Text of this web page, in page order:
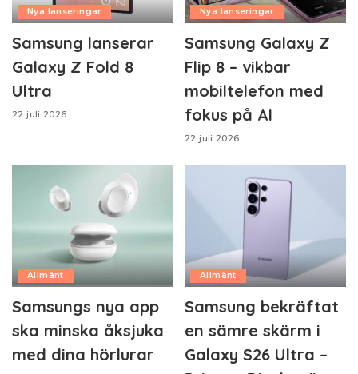
Nya lanseringar
Samsung lanserar
Galaxy Z Fold 8
Ultra
22 juli 2026
Nya lanseringar
Samsung Galaxy Z
Flip 8 – vikbar
mobiltelefon med
fokus på AI
22 juli 2026
Allmänt
Samsungs nya app
ska minska åksjuka
med dina hörlurar
Allmänt
Samsung bekräftat
en sämre skärm i
Galaxy S26 Ultra –